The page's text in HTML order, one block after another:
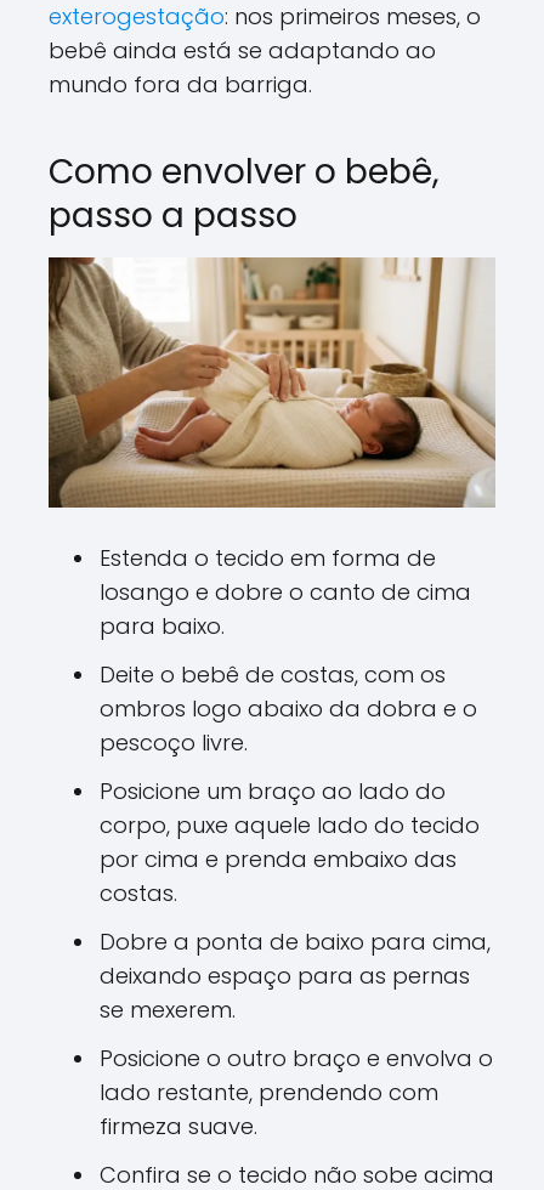
exterogestação: nos primeiros meses, o
bebê ainda está se adaptando ao
mundo fora da barriga.
Como envolver o bebê,
passo a passo
Estenda o tecido em forma de
losango e dobre o canto de cima
para baixo.
Deite o bebê de costas, com os
ombros logo abaixo da dobra e o
pescoço livre.
Posicione um braço ao lado do
corpo, puxe aquele lado do tecido
por cima e prenda embaixo das
costas.
Dobre a ponta de baixo para cima,
deixando espaço para as pernas
se mexerem.
Posicione o outro braço e envolva o
lado restante, prendendo com
firmeza suave.
Confira se o tecido não sobe acima